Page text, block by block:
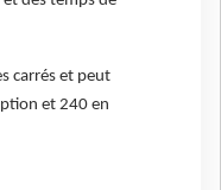
carrés et peut
et 240 en